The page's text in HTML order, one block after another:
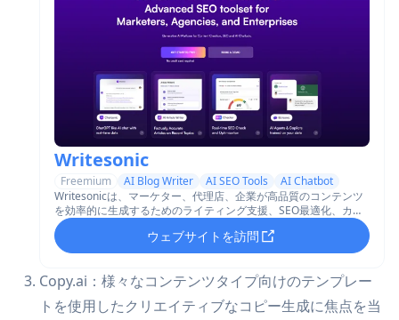
Writesonic
Freemium AI Blog Writer AI SEO Tools
AI Chatbot
Writesonicは、マーケター、代理店、企業が高品質のコンテンツ
を効率的に生成するためのライティング支援、SEO最適化、カス
タムAIチャットボットを提供するAI駆動のコンテンツ作成プラッ
トフォームです。
ウェブサイトを訪問
Copy.ai：様々なコンテンツタイプ向けのテンプレー
トを使用したクリエイティブなコピー生成に焦点を当